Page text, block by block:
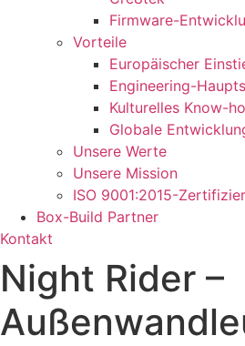
Firmware-
Vorteile
Europäischer
Engineering-
Kulturelles Know-
Globale
Unsere Werte
Unsere Mission
ISO 9001:2015-
Box-Build Partner
Kontakt
Night Rider –